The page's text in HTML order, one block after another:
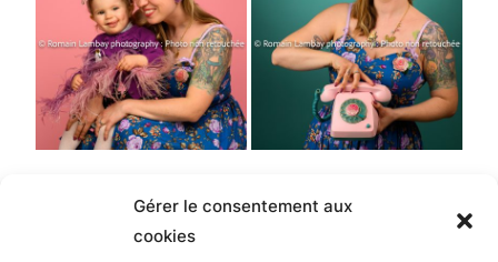
Gérer le consentement aux
cookies